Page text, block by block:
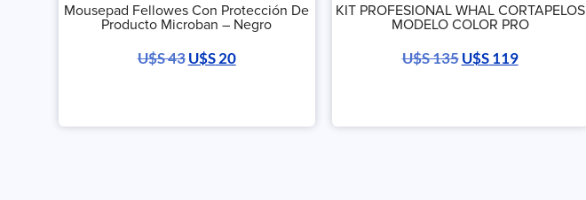
Mousepad Fellowes Con Protección De
Producto Microban – Negro
U$S43 U$S20
KIT PROFESIONAL WHAL CORTAPELOS
MODELO COLOR PRO
U$S135 U$S119